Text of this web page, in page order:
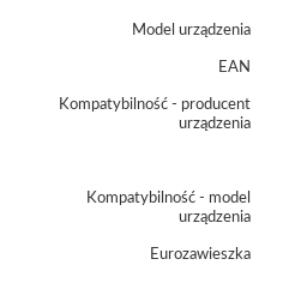
Model urządzenia
EAN
Kompatybilność - producent
urządzenia
Kompatybilność - model
urządzenia
Eurozawieszka